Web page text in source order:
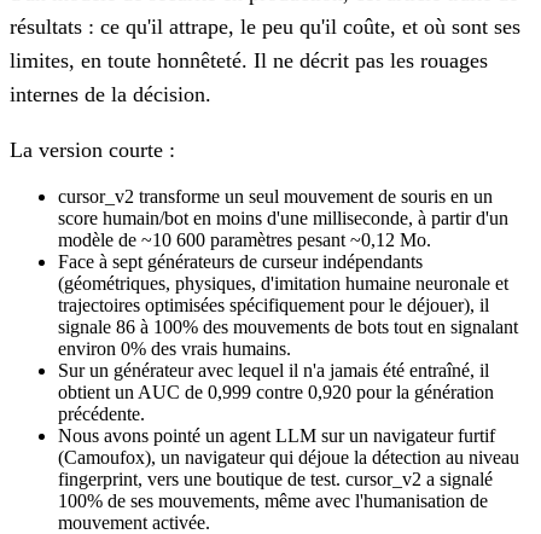
résultats : ce qu'il attrape, le peu qu'il coûte, et où sont ses
limites, en toute honnêteté. Il ne décrit pas les rouages
internes de la décision.
La version courte :
cursor_v2 transforme un seul mouvement de souris en un
score humain/bot en moins d'une milliseconde, à partir d'un
modèle de ~10 600 paramètres pesant ~0,12 Mo.
Face à sept générateurs de curseur indépendants
(géométriques, physiques, d'imitation humaine neuronale et
trajectoires optimisées spécifiquement pour le déjouer), il
signale 86 à 100% des mouvements de bots tout en signalant
environ 0% des vrais humains.
Sur un générateur avec lequel il n'a jamais été entraîné, il
obtient un AUC de 0,999 contre 0,920 pour la génération
précédente.
Nous avons pointé un agent LLM sur un navigateur furtif
(Camoufox), un navigateur qui déjoue la détection au niveau
fingerprint, vers une boutique de test. cursor_v2 a signalé
100% de ses mouvements, même avec l'humanisation de
mouvement activée.